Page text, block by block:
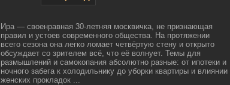
Ира ― своенравная 30-летняя москвичка, не признающая
правил и устоев современного общества. На протяжении
всего сезона она легко ломает четвёртую стену и открыто
обсуждает со зрителем всё, что её волнует. Темы для
размышлений и самокопания абсолютно разные: от ипотеки и
ночного забега к холодильнику до уборки квартиры и влиянии
женских прокладок ...